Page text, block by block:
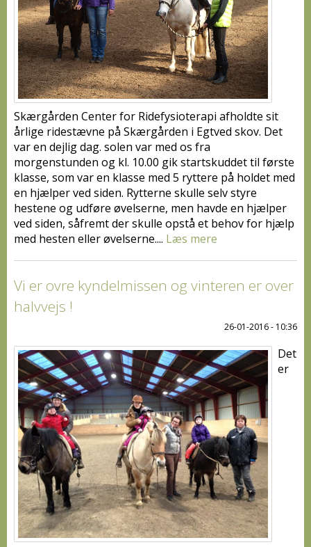
Skærgården Center for Ridefysioterapi afholdte sit
årlige ridestævne på Skærgården i Egtved skov. Det
var en dejlig dag. solen var med os fra
morgenstunden og kl. 10.00 gik startskuddet til første
klasse, som var en klasse med 5 ryttere på holdet med
en hjælper ved siden. Rytterne skulle selv styre
hestene og udføre øvelserne, men havde en hjælper
ved siden, såfremt der skulle opstå et behov for hjælp
med hesten eller øvelserne.... Læs mere
Vi er ovre kyndelmissen og vinteren er over
halvvejs !
26-01-2016 - 10:36
Det
er